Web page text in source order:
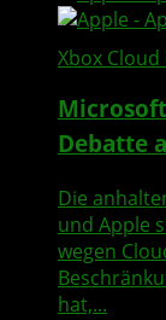
Xbox
Debatte
Die
und Apple
wegen
hat,...